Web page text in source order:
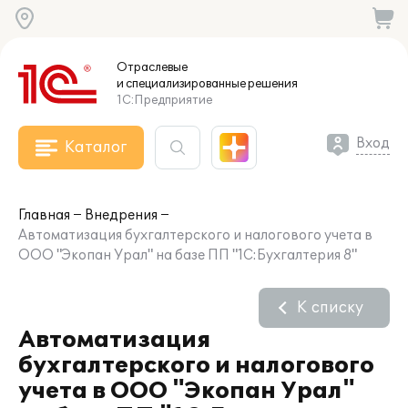
Отраслевые
и специализированныерешения
1С:Предприятие
Каталог Вход
Главная
Внедрения
Автоматизация бухгалтерского и налогового учета в
ООО "Экопан Урал" на базе ПП "1С:Бухгалтерия 8"
Автоматизация
бухгалтерского и налогового
учета в ООО "Экопан Урал"
К списку